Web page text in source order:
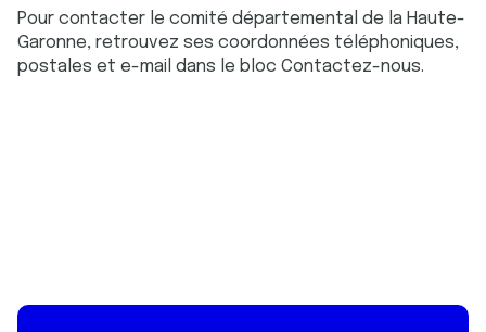
Pour contacter le comité départemental de la Haute-
Garonne, retrouvez ses coordonnées téléphoniques,
postales et e-mail dans le bloc Contactez-nous.